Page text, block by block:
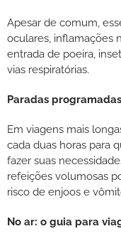
Apesar de comum,
oculares, inflamações
entrada de poeira,
vias respiratórias.
Paradas programadas
Em viagens mais
cada duas horas para
fazer suas
refeições volumosas
risco de enjoos e
No ar: o guia para